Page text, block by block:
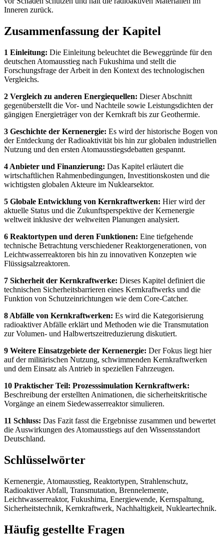
Inneren zurück.
Zusammenfassung der Kapitel
1 Einleitung: Die Einleitung beleuchtet die Beweggründe für den
deutschen Atomausstieg nach Fukushima und stellt die
Forschungsfrage der Arbeit in den Kontext des technologischen
Vergleichs.
2 Vergleich zu anderen Energiequellen: Dieser Abschnitt
gegenüberstellt die Vor- und Nachteile sowie Leistungsdichten der
gängigen Energieträger von der Kernkraft bis zur Geothermie.
3 Geschichte der Kernenergie: Es wird der historische Bogen von
der Entdeckung der Radioaktivität bis hin zur globalen industriellen
Nutzung und den ersten Atomausstiegsdebatten gespannt.
4 Anbieter und Finanzierung: Das Kapitel erläutert die
wirtschaftlichen Rahmenbedingungen, Investitionskosten und die
wichtigsten globalen Akteure im Nuklearsektor.
5 Globale Entwicklung von Kernkraftwerken: Hier wird der
aktuelle Status und die Zukunftsperspektive der Kernenergie
weltweit inklusive der weltweiten Planungen analysiert.
6 Reaktortypen und deren Funktionen: Eine tiefgehende
technische Betrachtung verschiedener Reaktorgenerationen, von
Leichtwasserreaktoren bis hin zu innovativen Konzepten wie
Flüssigsalzreaktoren.
7 Sicherheit der Kernkraftwerke: Dieses Kapitel definiert die
technischen Sicherheitsbarrieren eines Kernkraftwerks und die
Funktion von Schutzeinrichtungen wie dem Core-Catcher.
8 Abfälle von Kernkraftwerken: Es wird die Kategorisierung
radioaktiver Abfälle erklärt und Methoden wie die Transmutation
zur Volumen- und Halbwertszeitreduzierung diskutiert.
9 Weitere Einsatzgebiete der Kernenergie: Der Fokus liegt hier
auf der militärischen Nutzung, schwimmenden Kernkraftwerken
und dem Einsatz als Antrieb in speziellen Fahrzeugen.
10 Praktischer Teil: Prozesssimulation Kernkraftwerk:
Beschreibung der erstellten Animationen, die sicherheitskritische
Vorgänge an einem Siedewasserreaktor simulieren.
11 Schluss: Das Fazit fasst die Ergebnisse zusammen und bewertet
die Auswirkungen des Atomausstiegs auf den Wissensstandort
Deutschland.
Schlüsselwörter
Kernenergie, Atomausstieg, Reaktortypen, Strahlenschutz,
Radioaktiver Abfall, Transmutation, Brennelemente,
Leichtwasserreaktor, Fukushima, Energiewende, Kernspaltung,
Sicherheitstechnik, Kernkraftwerk, Nachhaltigkeit, Nukleartechnik.
Häufig gestellte Fragen